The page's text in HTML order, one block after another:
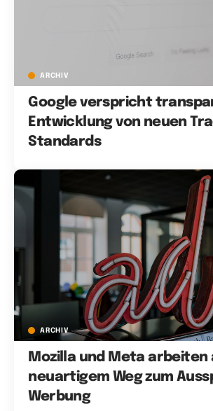
ARCHIV
Google verspricht
Entwicklung von neuen
Standards
ARCHIV
Mozilla und Meta arbeiten
neuartigem Weg zum
Werbung